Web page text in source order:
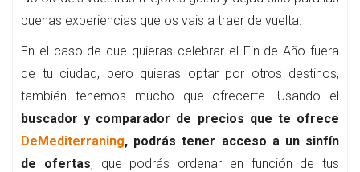
buenas experiencias que os vais a traer de vuelta.
En el caso de que quieras celebrar el Fin de Año fuera
de tu ciudad, pero quieras optar por otros destinos,
también tenemos mucho que ofrecerte. Usando el
buscador y comparador de precios que te ofrece
DeMediterraning, podrás tener acceso a un sinfín
de ofertas, que podrás ordenar en función de tus